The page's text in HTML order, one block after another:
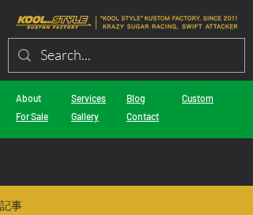
About
For Sale
Services
Gallery
Blog
Contact
Custom
記事